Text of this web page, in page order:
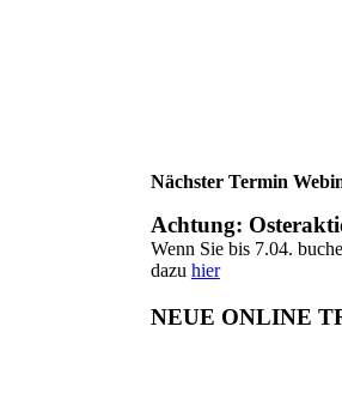
Nächster Termin
Achtung:
Wenn Sie bis 7.04.
dazu hier
NEUE ONLINE